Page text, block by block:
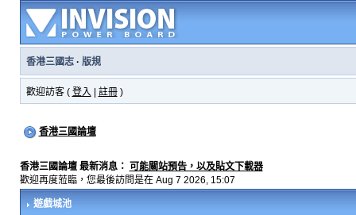
香港三國志· 版規
歡迎訪客 ( 登入 註冊)
香港三國論壇
香港三國論壇 最新消息： 可能關站預告，以及貼文下載器
歡迎再度蒞臨，您最後訪問是在 Aug 7 2026, 15:07
遊戲城池